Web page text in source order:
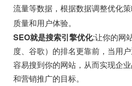
流量等数据，根据数据调整优化
质量和用户体验。
SEO就是搜索引擎优化:让你的网
度、谷歌）的排名更靠前，当用
容易搜到你的网站，从而实现企
和营销推广的目标。